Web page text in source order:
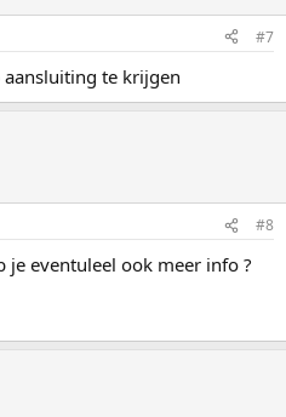
#7
te krijgen
#8
je eventuleel ook meer info ?